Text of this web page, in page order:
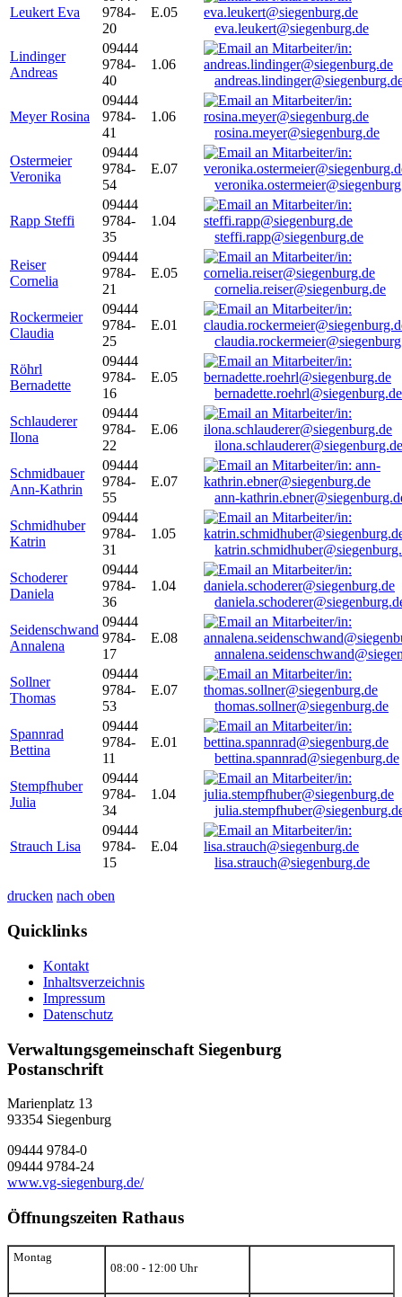
Leukert Eva
9784-
20
E.05
eva.leukert@siegenburg.de
Lindinger
Andreas
09444
9784-
40
1.06
Meyer Rosina
09444
9784-
41
1.06
rosina.meyer@siegenburg.de
Ostermeier
Veronika
09444
9784-
54
E.07
Rapp Steffi
09444
9784-
35
1.04
steffi.rapp@siegenburg.de
Reiser
Cornelia
09444
9784-
21
E.05
cornelia.reiser@siegenburg.de
Rockermeier
Claudia
09444
9784-
25
E.01
Röhrl
Bernadette
09444
9784-
16
E.05
bernadette.roehrl@siegenburg.de
Schlauderer
Ilona
09444
9784-
22
E.06
ilona.schlauderer@siegenburg.de
Schmidbauer
Ann-Kathrin
09444
9784-
55
E.07
ann-
Schmidhuber
Katrin
09444
9784-
31
1.05
Schoderer
Daniela
09444
9784-
36
1.04
Seidenschwand
Annalena
09444
9784-
17
E.08
Sollner
Thomas
09444
9784-
53
E.07
thomas.sollner@siegenburg.de
Spannrad
Bettina
09444
9784-
11
E.01
bettina.spannrad@siegenburg.de
Stempfhuber
Julia
09444
9784-
34
1.04
Strauch Lisa
09444
9784-
15
E.04
lisa.strauch@siegenburg.de
drucken nach oben
Quicklinks
Kontakt
Inhaltsverzeichnis
Impressum
Datenschutz
Verwaltungsgemeinschaft Siegenburg
Postanschrift
Marienplatz 13
93354 Siegenburg
09444 9784-0
09444 9784-24
www.vg-siegenburg.de/
Öffnungszeiten Rathaus
Montag
08:00 - 12:00 Uhr